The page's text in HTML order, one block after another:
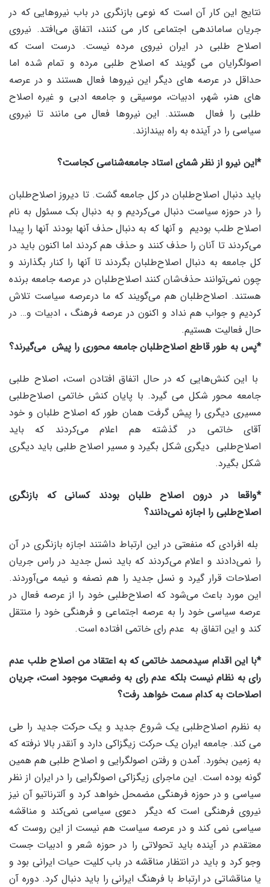
نتایج این کار آن است که نوعی بازنگری در باب نیروهایی که در
جریان ساماندهی اجتماعی کار می کنند، اتفاق می‌افتد. نیروی
اصلاح طلبی در ایران نیروی مرده نیست. درست است که
اصولگرایان می گویند که اصلاح طلبی مرده و تمام شده اما
حداقل در عرصه های دیگر این نیروها فعال هستند و در عرصه
های هنر، شهر، ادبیات، موسیقی و جامعه ادبی و غیره اصلاح
طلبی را فعال هستند. این نیروها فعال می مانند تا نیروی
سیاسی را در آینده به راه بیندازند.
*این نیرو از نظر شمای استاد جامعه‌شناسی کجاست؟
باید دنبال اصلاح‌طلبان در کل جامعه گشت. تا دیروز اصلاح‌طلبان
را در حوزه سیاست دنبال می‌کردیم و به دنبال بک مسئول به نام
اصلاح طلب بودیم و آنها که به دنبال حذف آنها بودند آنها را پیدا
می‌کردند تا آنان را حذف کنند و حذف هم کردند اما اکنون باید در
کل جامعه به دنبال اصلاح‌طلبان بگردند تا آنها را کنار بگذارند و
چون نمی‌توانند حذف‌شان کنند اصلاح‌طلبان در عرصه جامعه برنده
هستند. اصلاح‌طلبان هم می‌گویند که ما درعرصه سیاست تلاش
کردیم و جواب هم نداد و اکنون در عرصه فرهنگ ، ادبیات و… در
حال فعالیت هستیم.
*پس به طور قاطع اصلاح‌طلبان جامعه محوری را پیش می‌گیرند؟
با این کنش‌هایی که در حال اتفاق افتادن است، اصلاح طلبی
جامعه محور شکل می گیرد. با پایان کنش خاتمی اصلاح‌طلبی
مسیری دیگری را پیش گرفت همان طور که اصلاح طلبان و خود
آقای خاتمی در گذشته هم اعلام می‌کردند که باید
اصلاح‌طلبی دیگری شکل بگیرد و مسیر اصلاح طلبی باید دیگری
شکل بگیرد.
*واقعا در درون اصلاح طلبان بودند کسانی که بازنگری
اصلاح‌طلبی را اجازه نمی‌دانند؟
بله افرادی که منفعتی در این ارتباط داشتند اجازه بازنگری در آن
را نمی‌دادند و اعلام می‌کردند که باید نسل جدید در راس جریان
اصلاحات قرار گیرد و نسل جدید را هم نصفه و نیمه می‌‌آوردند.
این مورد باعث می‌شود که اصلاح‌طلبی خود را از عرصه فعال در
عرصه سیاسی خود را به عرصه اجتماعی و فرهنگی خود را منتقل
کند و این اتفاق به عدم رای خاتمی افتاده است.
*با این اقدام سیدمحمد خاتمی که به اعتقاد من اصلاح طلب عدم
رای به نظام نیست بلکه عدم رای به وضعیت موجود است، جریان
اصلاحات به کدام سمت خواهد رفت؟
به نظرم اصلاح‌طلبی یک شروع جدید و یک حرکت جدید را طی
می کند. جامعه ایران یک حرکت زیگزاکی دارد و آنقدر بالا نرفته که
به زمین بخورد. آمدن و رفتن اصولگرایی و اصلاح طلبی هم همین
گونه بوده است. این ماجرای زیگزاکی اصولگرایی را در ایران از نظر
سیاسی و در حوزه فرهنگی مضمحل خواهد کرد و آلترناتیو آن نیز
نیروی فرهنگی است که دیگر دعوی سیاسی نمی‌کند و مناقشه
سیاسی نمی کند و در عرصه سیاست هم نیست از این روست که
معتقدم در آینده باید تحولاتی را در حوزه شعر و ادبیات جست
وجو کرد و باید در انتظار مناقشه در باب کلیت حیات ایرانی بود و
یا مناقشاتی در ارتباط با فرهنگ ایرانی را باید دنبال کرد. دوره آن